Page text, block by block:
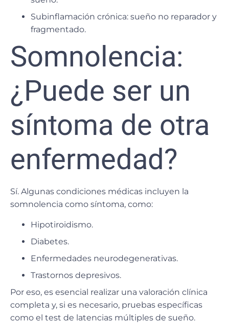
Subinflamación crónica: sueño no reparador y
fragmentado.
Somnolencia:
¿Puede ser un
síntoma de otra
enfermedad?
Sí. Algunas condiciones médicas incluyen la
somnolencia como síntoma, como:
Hipotiroidismo.
Diabetes.
Enfermedades neurodegenerativas.
Trastornos depresivos.
Por eso, es esencial realizar una valoración clínica
completa y, si es necesario, pruebas específicas
como el test de latencias múltiples de sueño.